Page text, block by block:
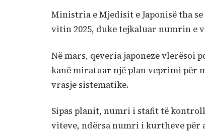
Ministria e Mjedisit e Japonisë tha
vitin 2025, duke tejkaluar numrin e
Në mars, qeveria japoneze vlerësoi
kanë miratuar një plan veprimi për
vrasje sistematike.
Sipas planit, numri i stafit të
viteve, ndërsa numri i kurtheve për